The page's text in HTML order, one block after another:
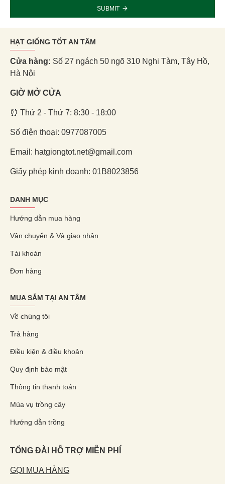
SUBMIT
HẠT GIỐNG TỐT AN TÂM
Cửa hàng: Số 27 ngách 50 ngõ 310 Nghi Tàm, Tây Hồ,
Hà Nội
GIỜ MỞ CỬA
⏰ Thứ 2 - Thứ 7: 8:30 - 18:00
Số điện thoại: 0977087005
Email: hatgiongtot.net@gmail.com
Giấy phép kinh doanh: 01B8023856
DANH MỤC
Hướng dẫn mua hàng
Vận chuyển & Và giao nhận
Tài khoản
Đơn hàng
MUA SẮM TẠI AN TÂM
Về chúng tôi
Trả hàng
Điều kiện & điều khoản
Quy định bảo mật
Thông tin thanh toán
Mùa vụ trồng cây
Hướng dẫn trồng
TỔNG ĐÀI HỖ TRỢ MIỄN PHÍ
GỌI MUA HÀNG